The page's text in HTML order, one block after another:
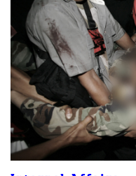
ค้นหา